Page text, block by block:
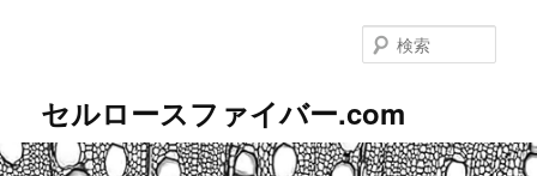
ン
セルロースファイバー.com
索